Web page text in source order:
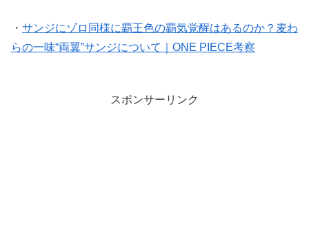
・ サンジにゾロ同様に覇王色の覇気覚醒はあるのか？麦わ
らの一味“両翼”サンジについて｜ONE PIECE考察
スポンサーリンク